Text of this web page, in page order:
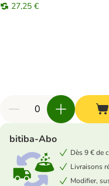
27,25 €
bitiba-Abo
Dès 9 € de
Livraisons
Modifier,